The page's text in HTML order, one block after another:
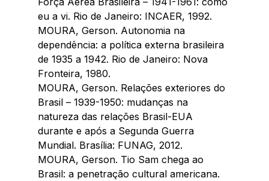
eu a vi. Rio de Janeiro: INCAER, 1992.
MOURA, Gerson. Autonomia na
dependência: a política externa brasileira
de 1935 a 1942. Rio de Janeiro: Nova
Fronteira, 1980.
MOURA, Gerson. Relações exteriores do
Brasil – 1939-1950: mudanças na
natureza das relações Brasil-EUA
durante e após a Segunda Guerra
Mundial. Brasília: FUNAG, 2012.
MOURA, Gerson. Tio Sam chega ao
Brasil: a penetração cultural americana.